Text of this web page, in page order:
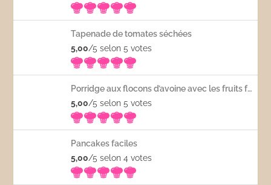
Tapenade de tomates séchées
5,00/5 selon 5votes
Porridge aux flocons d’avoine avec les fruits frais
5,00/5 selon 5votes
Pancakes faciles
5,00/5 selon 4votes